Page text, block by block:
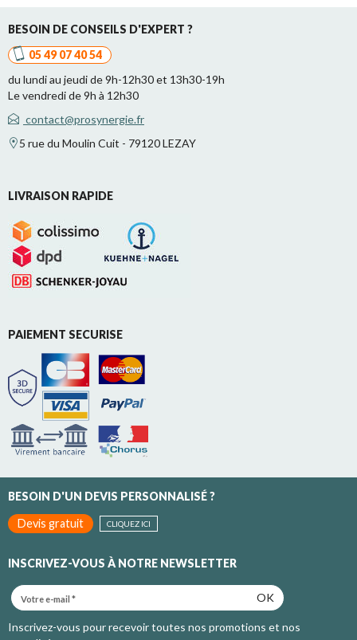
BESOIN DE CONSEILS D'EXPERT ?
05 49 07 40 54
du lundi au jeudi de 9h-12h30 et 13h30-19h
Le vendredi de 9h à 12h30
contact@prosynergie.fr
5 rue du Moulin Cuit - 79120 LEZAY
LIVRAISON RAPIDE
PAIEMENT SECURISE
BESOIN D'UN DEVIS PERSONNALISÉ ?
Devis gratuit
CLIQUEZ ICI
INSCRIVEZ-VOUS À NOTRE NEWSLETTER
OK
Inscrivez-vous pour recevoir toutes nos promotions et nos